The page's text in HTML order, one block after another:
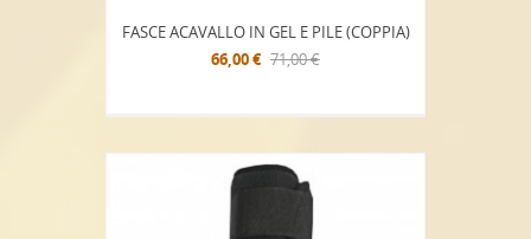
FASCE ACAVALLO IN GEL E PILE (COPPIA)
66,00 € 71,00 €